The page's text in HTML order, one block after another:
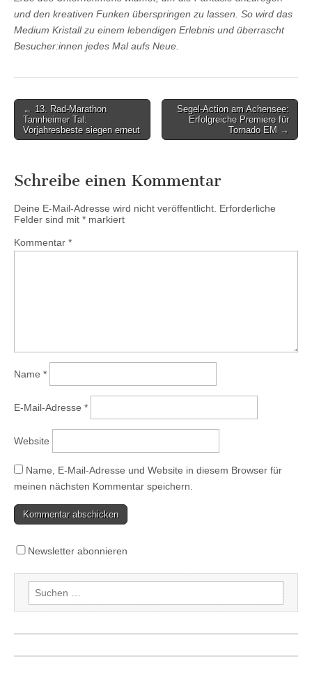
und den kreativen Funken überspringen zu lassen. So wird das
Medium Kristall zu einem lebendigen Erlebnis und überrascht
Besucher:innen jedes Mal aufs Neue.
Post
navigation
← 13. Rad-Marathon
Tannheimer Tal:
Vorjahresbeste siegen erneut
Segel-Action am Achensee:
Erfolgreiche Premiere für
Tornado EM →
Schreibe einen Kommentar
Deine E-Mail-Adresse wird nicht veröffentlicht. Erforderliche
Felder sind mit * markiert
Kommentar *
Name *
E-Mail-Adresse *
Website
Name, E-Mail-Adresse und Website in diesem Browser für
meinen nächsten Kommentar speichern.
Newsletter abonnieren
Suchen
nach: